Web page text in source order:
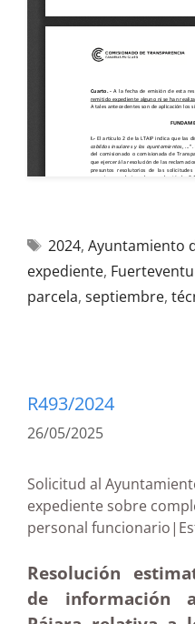
2024, Ayuntamiento
expediente,
parcela, septiembre,
R493/2024
26/05/2025
Solicitud al
expediente sobre
personal
Resolución
de información